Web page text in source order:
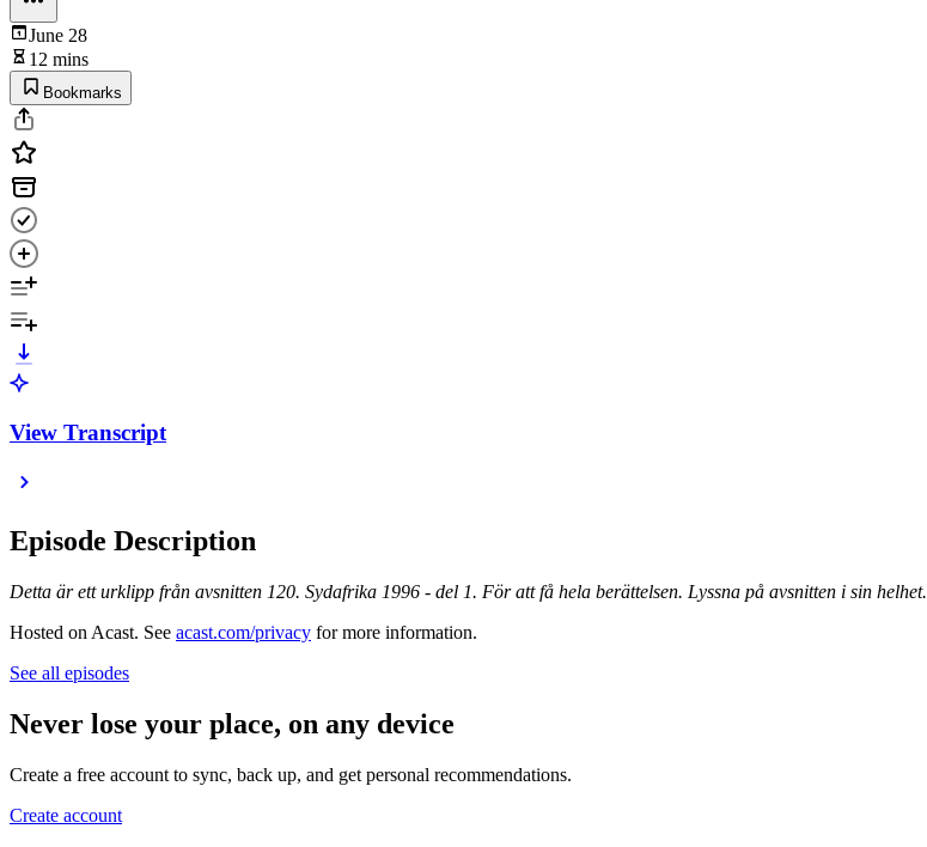
June 28
12 mins
Bookmarks
View Transcript
Episode Description
Detta är ett urklipp från avsnitten 120. Sydafrika 1996 - del 1. För att få hela berättelsen. Lyssna på avsnitten i sin helhet.
Hosted on Acast. See acast.com/privacy for more information.
See all episodes
Never lose your place, on any device
Create a free account to sync, back up, and get personal recommendations.
Create account